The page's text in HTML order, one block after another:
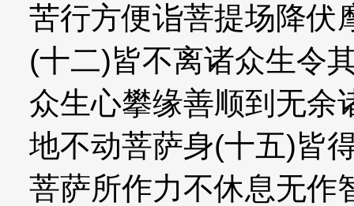
苦行方便诣菩提场降伏
(十二)皆不离诸众生令
众生心攀缘善顺到无余
地不动菩萨身(十五)皆
菩萨所作力不休息无作